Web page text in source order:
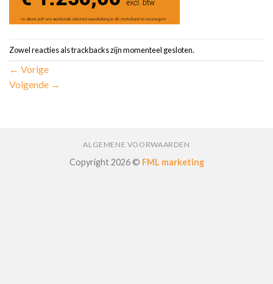
Zowel reacties als trackbacks zijn momenteel gesloten.
← Vorige
Volgende →
ALGEMENE VOORWAARDEN
Copyright 2026 © FML marketing